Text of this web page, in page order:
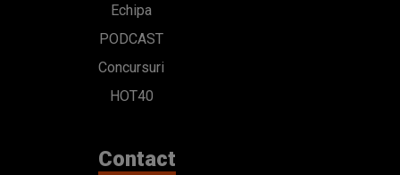
Echipa
PODCAST
Concursuri
HOT40
Contact